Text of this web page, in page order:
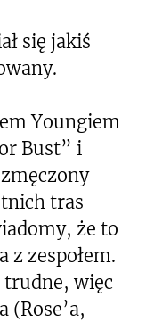
się jakiś
Youngiem
Bust” i
tras
że to
z zespołem.
trudne, więc
(Rose’a,